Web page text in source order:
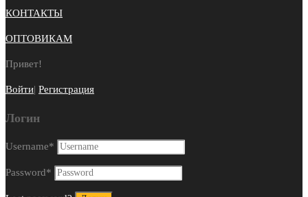
КОНТАКТЫ
ОПТОВИКАМ
Привет!
Войти| Регистрация
Логин
Username*
Password*